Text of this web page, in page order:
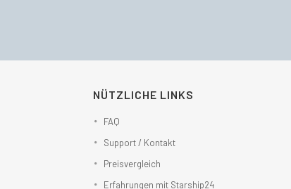
NÜTZLICHE LINKS
FAQ
Support / Kontakt
Preisvergleich
Erfahrungen mit Starship24